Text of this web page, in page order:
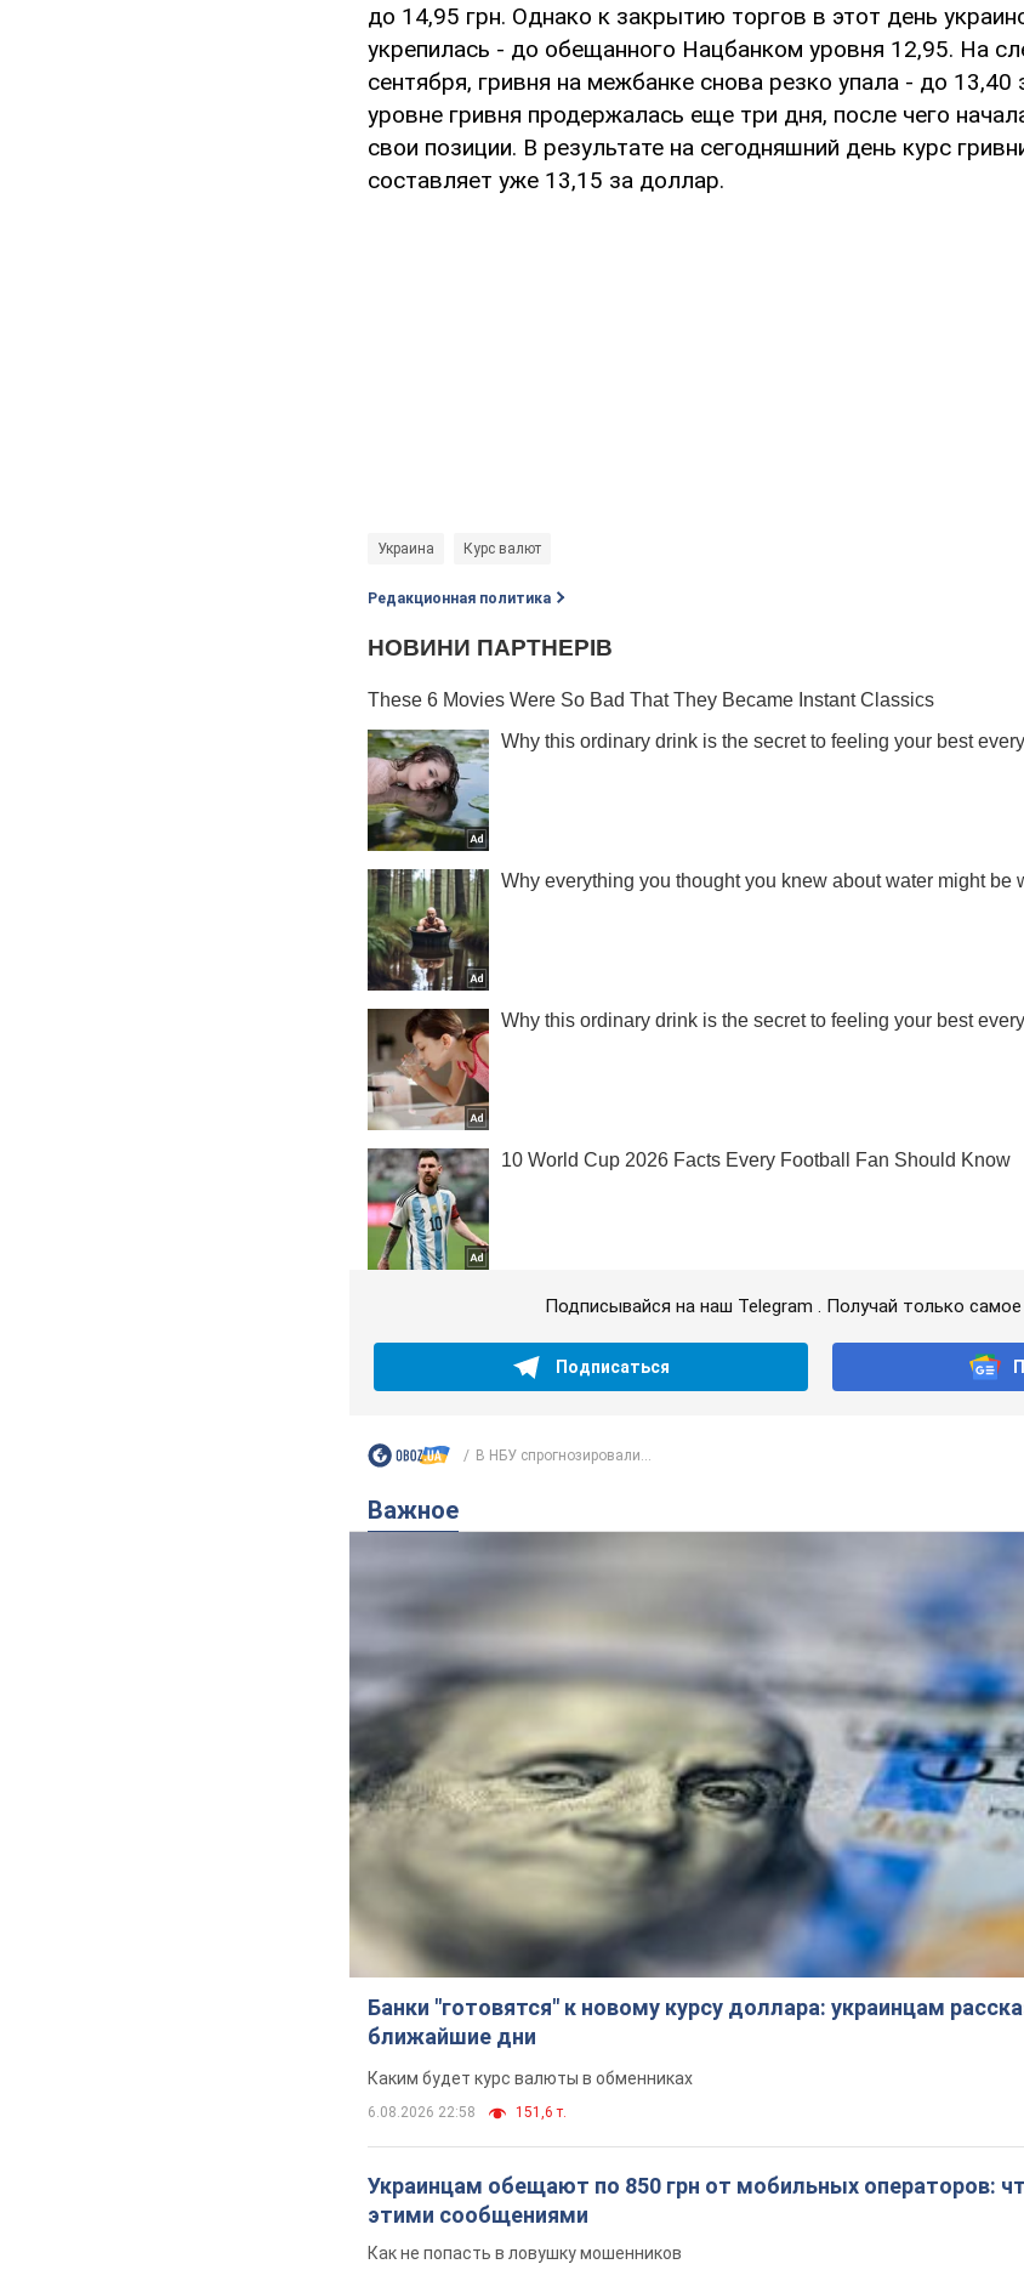
до 14,95 грн. Однако к закрытию торгов в этот день
укрепилась - до обещанного Нацбанком уровня 12,95. На
сентября, гривня на межбанке снова резко упала - до
уровне гривня продержалась еще три дня, после чего
свои позиции. В результате на сегодняшний день курс
составляет уже 13,15 за доллар.
Украина Курс валют
Редакционная политика
Подписывайся на наш Telegram . Получай только
Подписаться
В НБУ спрогнозировали...
Важное
Банки "готовятся" к новому курсу доллара: украинцам
ближайшие дни
Каким будет курс валюты в обменниках
6.08.2026 22:58 151,6 т.
Украинцам обещают по 850 грн от мобильных операторов:
этими сообщениями
Как не попасть в ловушку мошенников